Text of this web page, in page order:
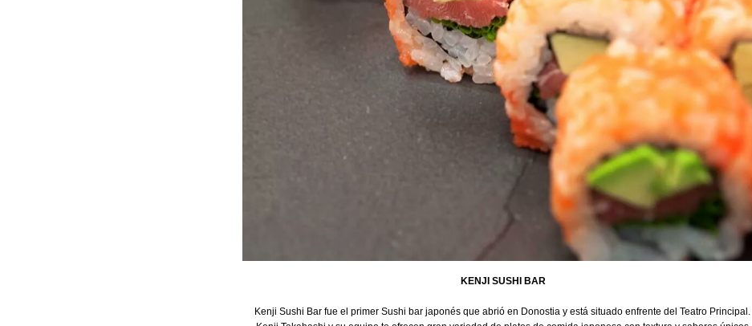
KENJI SUSHI BAR
Kenji Sushi Bar fue el primer Sushi bar japonés que abrió en Donostia y está situado enfrente del Teatro Principal.